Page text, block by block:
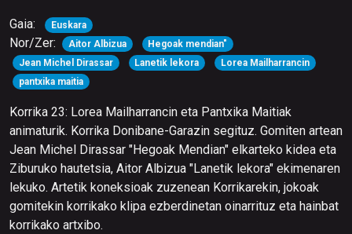
Gaia: Euskara
Nor/Zer: Aitor Albizua
Hegoak mendian"
Jean Michel Dirassar
Lanetik lekora
Lorea Mailharrancin
pantxika maitia
Korrika 23: Lorea Mailharrancin eta Pantxika Maitiak
animaturik. Korrika Donibane-Garazin segituz. Gomiten artean
Jean Michel Dirassar "Hegoak Mendian" elkarteko kidea eta
Ziburuko hautetsia, Aitor Albizua "Lanetik lekora" ekimenaren
lekuko. Artetik koneksioak zuzenean Korrikarekin, jokoak
gomitekin korrikako klipa ezberdinetan oinarrituz eta hainbat
korrikako artxibo.